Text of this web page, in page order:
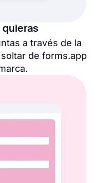
quieras
a través de la
de forms.app